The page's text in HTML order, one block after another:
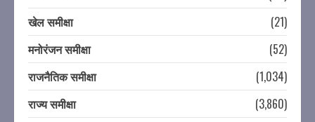
खेल समीक्षा
(21)
मनोरंजन समीक्षा
(52)
राजनैतिक समीक्षा
(1,034)
राज्य समीक्षा
(3,860)